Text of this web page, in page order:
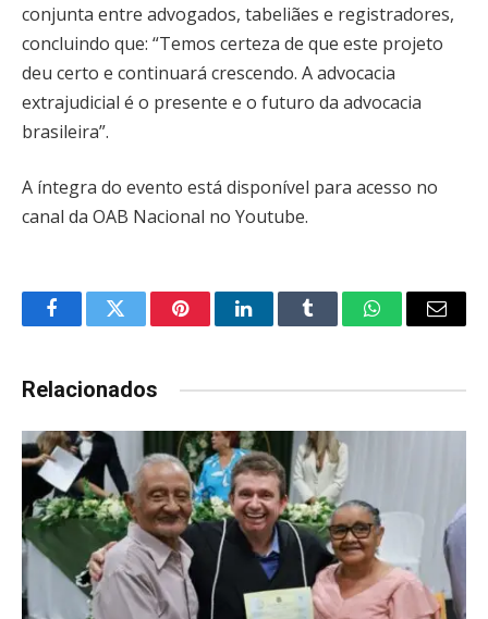
conjunta entre advogados, tabeliães e registradores,
concluindo que: “Temos certeza de que este projeto
deu certo e continuará crescendo. A advocacia
extrajudicial é o presente e o futuro da advocacia
brasileira”.
A íntegra do evento está disponível para acesso no
canal da OAB Nacional no Youtube.
FacebookTwitter PinterestLinkedInTumblr WhatsAppEmail
Relacionados